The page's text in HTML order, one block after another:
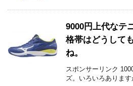
9000円上代なテ
格帯はどうして
ね。
スポンサーリンク
ズ。いろいろありま